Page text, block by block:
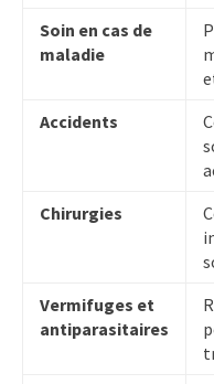
Soin en cas de
maladie
Accidents
Chirurgies
Vermifuges et
antiparasitaires